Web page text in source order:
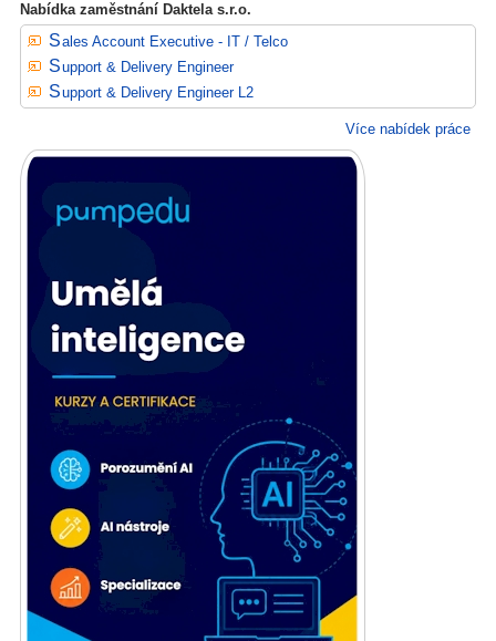
Nabídka zaměstnání Daktela s.r.o.
Sales Account Executive - IT / Telco
Support & Delivery Engineer
Support & Delivery Engineer L2
Více nabídek práce